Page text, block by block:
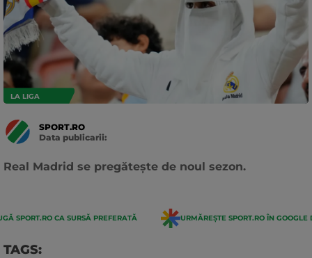
LA LIGA
SPORT.RO
Data publicarii:
Real Madrid se pregătește de noul sezon.
SPORT.RO CA SURSĂ PREFERATĂ URMĂREȘTE SPORT.RO ÎN GOOGLE
TAGS: